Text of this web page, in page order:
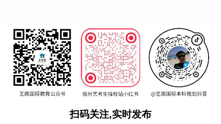
扫码关注,实时发布